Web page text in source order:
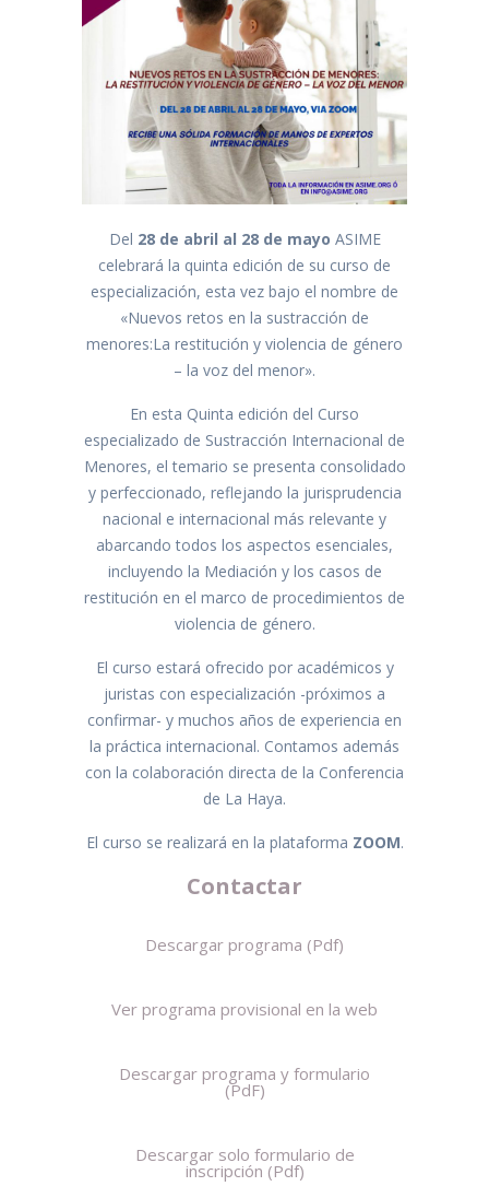
Del 28 de abril al 28 de mayo ASIME
celebrará la quinta edición de su curso de
especialización, esta vez bajo el nombre de
«Nuevos retos en la sustracción de
menores:La restitución y violencia de género
– la voz del menor».
En esta Quinta edición del Curso
especializado de Sustracción Internacional de
Menores, el temario se presenta consolidado
y perfeccionado, reflejando la jurisprudencia
nacional e internacional más relevante y
abarcando todos los aspectos esenciales,
incluyendo la Mediación y los casos de
restitución en el marco de procedimientos de
violencia de género.
El curso estará ofrecido por académicos y
juristas con especialización -próximos a
confirmar- y muchos años de experiencia en
la práctica internacional. Contamos además
con la colaboración directa de la Conferencia
de La Haya.
El curso se realizará en la plataforma ZOOM.
Contactar
Descargar programa (Pdf)
Ver programa provisional en la web
Descargar programa y formulario
(PdF)
Descargar solo formulario de
inscripción (Pdf)